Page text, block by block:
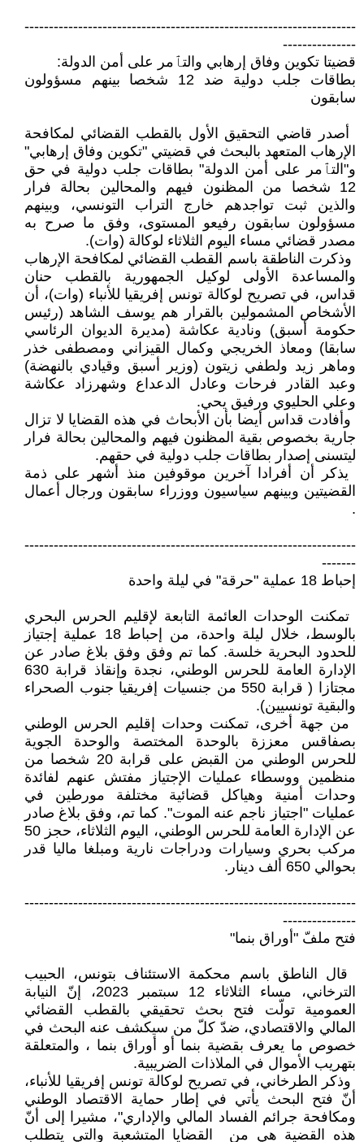
‏--------------------------------------------------------------------
---------------‏
قضيتا تكوين وفاق إرهابي والتٱمر على أمن الدولة:‏
بطاقات جلب دولية ضد 12 شخصا بينهم مسؤولون
سابقون ‏
‏ أصدر قاضي التحقيق الأول بالقطب ‏القضائي لمكافحة
الإرهاب المتعهد ‏بالبحث في قضيتي "تكوين وفاق إرهابي"
‏و"التٱمر على أمن الدولة" بطاقات جلب ‏دولية في حق
12 شخصا من المظنون ‏فيهم والمحالين بحالة فرار
والذين ثبت ‏تواجدهم خارج التراب التونسي، وبينهم
‏مسؤولون سابقون رفيعو المستوى، وفق ‏ما صرح به
مصدر قضائي مساء اليوم ‏الثلاثاء لوكالة (وات)‏‎.‎
‏ وذكرت الناطقة باسم القطب القضائي ‏لمكافحة الإرهاب
والمساعدة الأولى ‏لوكيل الجمهورية بالقطب حنان
قداس، ‏في تصريح لوكالة تونس إفريقيا للأنباء ‏‏(وات)، أن
الأشخاص المشمولين بالقرار ‏هم يوسف الشاهد (رئيس
حكومة أسبق) ‏ونادية عكاشة (مديرة الديوان الرئاسي
‏سابقا) ومعاذ الخريجي وكمال القيزاني ‏ومصطفى خذر
وماهر زيد ولطفي زيتون ‏‏(وزير أسبق وقيادي بالنهضة)
وعبد ‏القادر فرحات وعادل الدعداع وشهرزاد ‏عكاشة
وعلي الحليوي ورفيق يحي‎.‎
‏ وأفادت قداس أيضا بأن الأبحاث في ‏هذه القضايا لا تزال
جارية بخصوص ‏بقية المظنون فيهم والمحالين بحالة فرار
‏ليتسنى إصدار بطاقات جلب دولية في ‏حقهم‎.‎
‏ يذكر أن أفرادا آخرين موقوفين منذ ‏أشهر على ذمة
.‎
‏--------------------------------------------------------------------
------‏‏-‏
إحباط 18 عملية "حرقة" في ليلة واحدة
‏ تمكنت الوحدات العائمة التابعة لإقليم ‏الحرس البحري
بالوسط، خلال ليلة ‏واحدة، من إحباط 18 عملية إجتياز
‏للحدود البحرية خلسة. كما تم وفق وفق ‏بلاغ صادر عن
الإدارة العامة للحرس ‏الوطني، نجدة وإنقاذ قرابة 630
مجتازا ‏‏( قرابة 550 من جنسيات إفريقيا جنوب ‏الصحراء
والبقية تونسيين)‏‎ .‎
‏ من جهة أخرى، تمكنت وحدات إقليم ‏الحرس الوطني
بصفاقس معززة بالوحدة ‏المختصة والوحدة الجوية
للحرس الوطني ‏من القبض على قرابة 20 شخصا من
‏منظمين ووسطاء عمليات الإجتياز مفتش ‏عنهم لفائدة
وحدات أمنية وهياكل قضائية ‏مختلفة مورطين في
عمليات "اجتياز ‏ناجم عنه الموت". كما تم، وفق بلاغ ‏صادر
عن الإدارة العامة للحرس ‏الوطني، اليوم الثلاثاء، حجز 50
مركب ‏بحري وسيارات ودراجات نارية ومبلغا ‏ماليا قدر
بحوالي 650 ألف دينار‎.‎
‏--------------------------------------------------------------------
---------------‏
فتح ملفّ "أوراق بنما"‏
‏ قال الناطق باسم محكمة الاستئناف ‏بتونس، الحبيب
الترخاني، مساء الثلاثاء ‏‏12 سبتمبر 2023، إنّ النيابة
العمومية ‏تولّت فتح بحث تحقيقي بالقطب القضائي
‏المالي والاقتصادي، ضدّ كلّ من سيكشف ‏عنه البحث في
خصوص ما يعرف ‏بقضية بنما أو أوراق بنما ، والمتعلقة
‏بتهريب الأموال في الملاذات الضريبية‎.‎
‏ وذكر الطرخاني، في تصريح لوكالة ‏تونس إفريقيا للأنباء،
أنّ فتح البحث يأتي ‏في إطار حماية الاقتصاد الوطني
‏ومكافحة جرائم الفساد المالي والإداري"، ‏مشيرا إلى أنّ
هذه القضية هي من ‏‏ القضايا المتشعبة والتي يتطلب